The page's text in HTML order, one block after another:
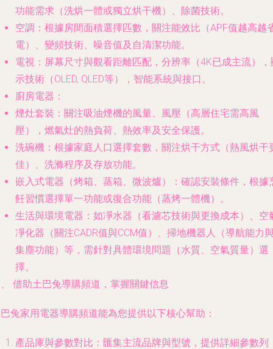
功能需求（洗烘一體或獨立烘干機）、除菌技術。
空調 ：根據房間面積選擇匹數，關注能效比（APF值越高越
電）、變頻技術、噪音值及自清潔功能。
電視 ：屏幕尺寸與觀看距離匹配，分辨率（4K已成主流），
示技術（OLED, QLED等），智能系統與接口。
廚房電器 ：
煙灶套裝 ：關注吸油煙機的風量、風壓（高層住宅需高風
壓），燃氣灶的熱負荷、熱效率及安全保護。
洗碗機 ：根據家庭人口選擇套數，關注烘干方式（熱風烘干
佳）、洗滌程序及存放功能。
嵌入式電器（烤箱、蒸箱、微波爐）
：確認安裝條件，根據
飪習慣選擇單一功能或復合功能（蒸烤一體機）。
生活與環境電器 ：如凈水器（看濾芯技術與更換成本）、空
凈化器（關注CADR值與CCM值）、掃地機器人（導航能力
集塵功能）等，需針對具體環境問題（水質、空氣質量）選
擇。
借助土巴兔導購頻道，掌握關鍵信息
兔家用電器導購頻道能為您提供以下核心幫助：
產品庫與參數對比 ：匯集主流品牌與型號，提供詳細參數列